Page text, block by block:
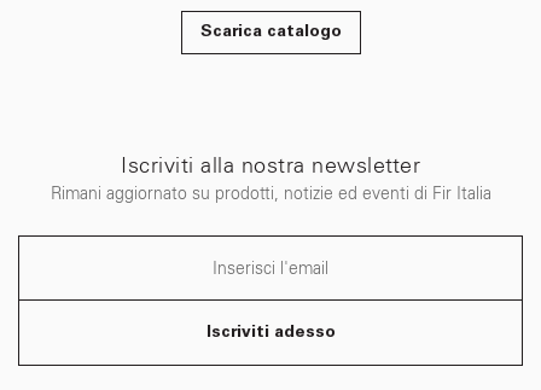
Scarica catalogo
Iscriviti alla nostra newsletter
Rimani aggiornato su prodotti, notizie ed eventi di Fir Italia
Iscriviti adesso